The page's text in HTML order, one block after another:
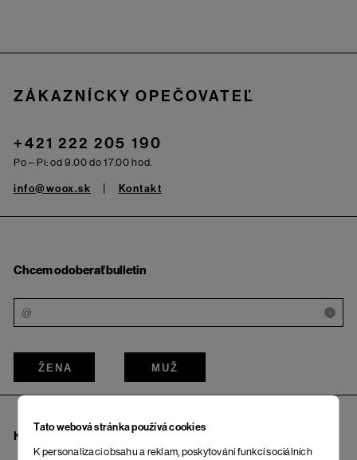
Tato webová stránka používá cookies
K personalizaci obsahu a reklam, poskytování funkcí sociálních
ZÁKAZNÍCKY OPEČOVATEĽ
+421 222 205 190
Po – Pi: od 9.00 do 17.00 hod.
info@woox.sk Kontakt
Chcem odoberať bulletin
i
ŽENA MUŽ
KAMENNÉ PREDAJNE A OSOBNÝ ODBER